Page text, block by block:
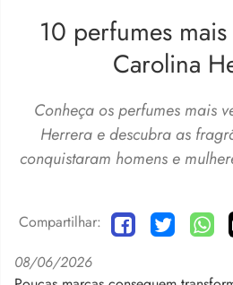
10 perfumes
Carolina
Conheça os perfumes mais
Herrera e descubra as
conquistaram homens e
Compartilhar:
08/06/2026